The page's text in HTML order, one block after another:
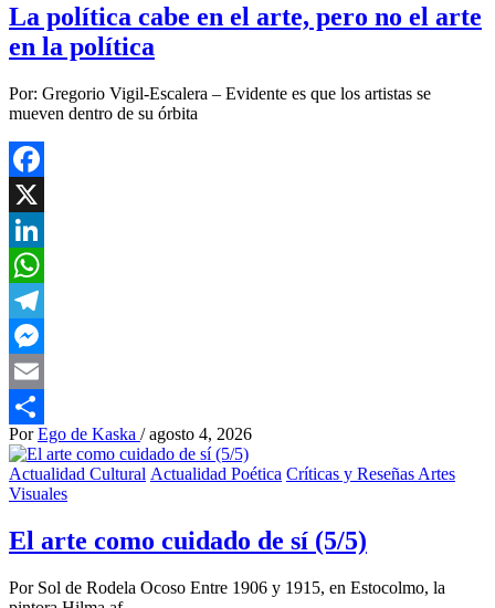
La política cabe en el arte, pero no el arte
en la política
Por: Gregorio Vigil-Escalera – Evidente es que los artistas se
mueven dentro de su órbita
Facebook
X
LinkedIn
WhatsApp
Telegram
Messenger
Email
Compartir
Por Ego de Kaska / agosto 4, 2026
Actualidad Cultural Actualidad Poética Críticas y Reseñas Artes
Visuales
El arte como cuidado de sí (5/5)
Por Sol de Rodela Ocoso Entre 1906 y 1915, en Estocolmo, la